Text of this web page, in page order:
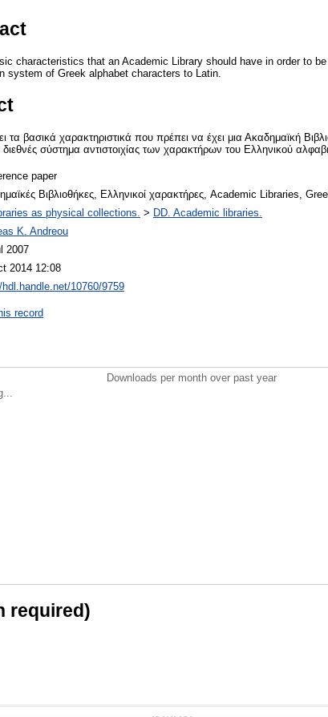
characteristics that an Academic Library should have in order to
system of Greek alphabet characters to Latin.
τα βασικά χαρακτηριστικά που πρέπει να έχει μια Ακαδημαϊκή
διεθνές σύστημα αντιστοιχίας των χαρακτήρων του Ελληνικού
paper
Βιβλιοθήκες, Ελληνικοί χαρακτήρες, Academic Libraries,
as physical collections. > DD. Academic libraries.
K. Andreou
2007
2014 12:08
hdl.handle.net/10760/9759
record
Downloads per month over past year
required)